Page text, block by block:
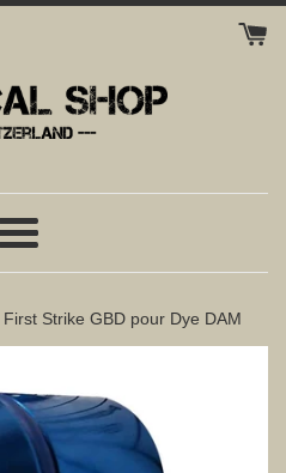
Menu
Strike GBD pour Dye DAM